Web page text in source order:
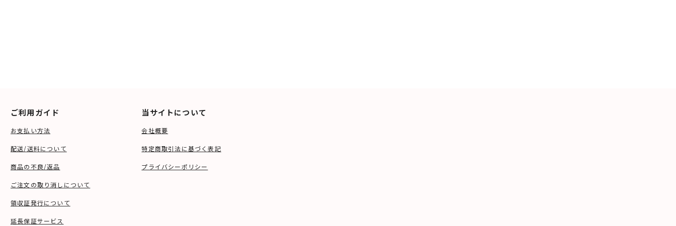
ご利用ガイド
お支払い方法
配送/送料について
商品の不良/返品
ご注文の取り消しについて
領収証発行について
延長保証サービス
当サイトについて
会社概要
特定商取引法に基づく表記
プライバシーポリシー